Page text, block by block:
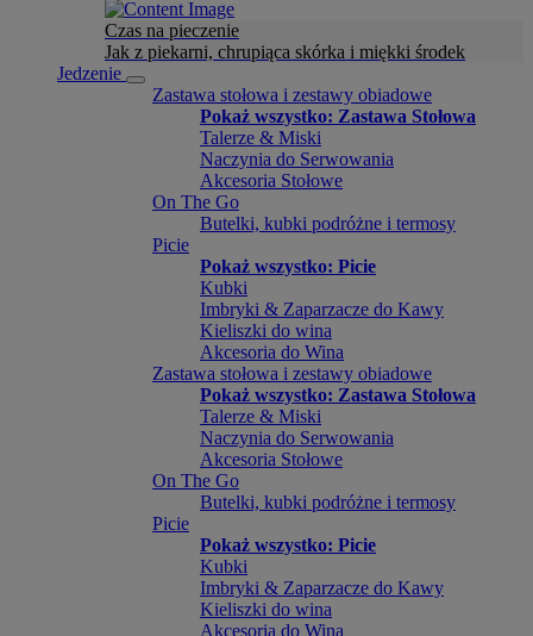
Czas na pieczenie
Jak z piekarni, chrupiąca skórka i miękki środek
Jedzenie
Zastawa stołowa i zestawy obiadowe
Pokaż wszystko: Zastawa Stołowa
Talerze & Miski
Naczynia do Serwowania
Akcesoria Stołowe
On The Go
Butelki, kubki podróżne i termosy
Picie
Pokaż wszystko: Picie
Kubki
Imbryki & Zaparzacze do Kawy
Kieliszki do wina
Akcesoria do Wina
Zastawa stołowa i zestawy obiadowe
Pokaż wszystko: Zastawa Stołowa
Talerze & Miski
Naczynia do Serwowania
Akcesoria Stołowe
On The Go
Butelki, kubki podróżne i termosy
Picie
Pokaż wszystko: Picie
Kubki
Imbryki & Zaparzacze do Kawy
Kieliszki do wina
Akcesoria do Wina